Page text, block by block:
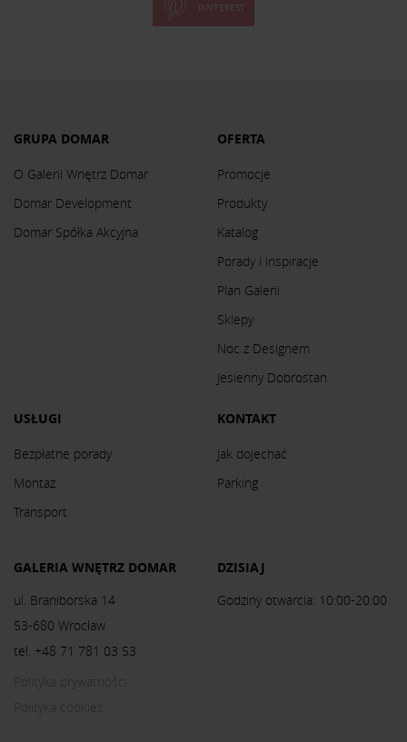
PINTEREST
GRUPA DOMAR
O Galerii Wnętrz Domar
Domar Development
Domar Spółka Akcyjna
OFERTA
Promocje
Produkty
Katalog
Porady i inspiracje
Plan Galerii
Sklepy
Noc z Designem
Jesienny Dobrostan
USŁUGI
Bezpłatne porady
Montaż
Transport
KONTAKT
Jak dojechać
Parking
GALERIA WNĘTRZ DOMAR
ul. Braniborska 14
53-680 Wrocław
tel. +48 71 781 03 53
DZISIAJ
Godziny otwarcia: 10:00-20:00